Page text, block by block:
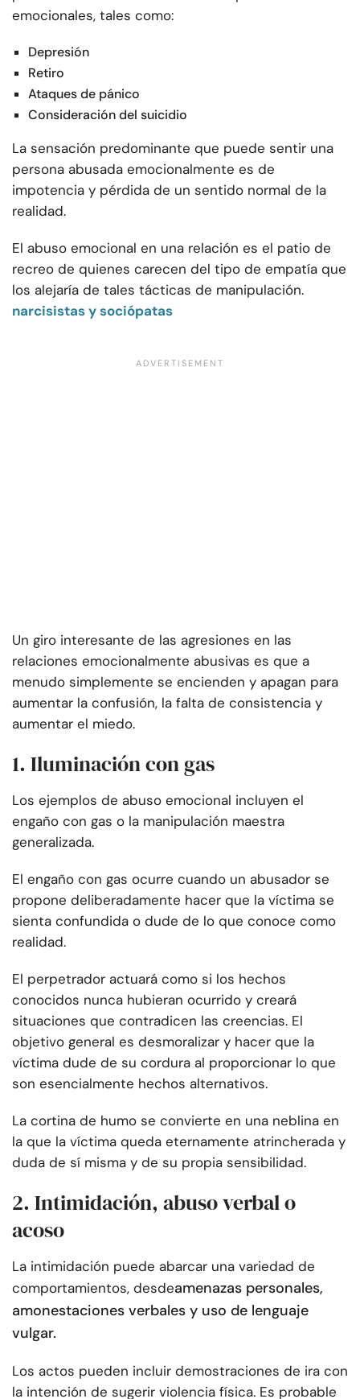
emocionales, tales como:
Depresión
Retiro
Ataques de pánico
Consideración del suicidio
La sensación predominante que puede sentir una
persona abusada emocionalmente es de
impotencia y pérdida de un sentido normal de la
realidad.
El abuso emocional en una relación es el patio de
recreo de quienes carecen del tipo de empatía que
los alejaría de tales tácticas de manipulación.
narcisistas y sociópatas
Un giro interesante de las agresiones en las
relaciones emocionalmente abusivas es que a
menudo simplemente se encienden y apagan para
aumentar la confusión, la falta de consistencia y
aumentar el miedo.
1. Iluminación con gas
Los ejemplos de abuso emocional incluyen el
engaño con gas o la manipulación maestra
generalizada.
El engaño con gas ocurre cuando un abusador se
propone deliberadamente hacer que la víctima se
sienta confundida o dude de lo que conoce como
realidad.
El perpetrador actuará como si los hechos
conocidos nunca hubieran ocurrido y creará
situaciones que contradicen las creencias. El
objetivo general es desmoralizar y hacer que la
víctima dude de su cordura al proporcionar lo que
son esencialmente hechos alternativos.
La cortina de humo se convierte en una neblina en
la que la víctima queda eternamente atrincherada y
duda de sí misma y de su propia sensibilidad.
2. Intimidación, abuso verbal o
acoso
La intimidación puede abarcar una variedad de
comportamientos, desdeamenazas personales,
amonestaciones verbales y uso de lenguaje
vulgar.
Los actos pueden incluir demostraciones de ira con
la intención de sugerir violencia física. Es probable